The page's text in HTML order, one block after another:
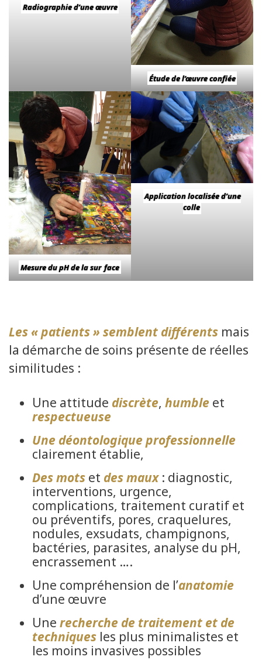
Radiographie d’une œuvre
Étude de l’œuvre confiée
Mesure du pH de la sur face
Application localisée d’une
colle
Les « patients » semblent différents mais
la démarche de soins présente de réelles
similitudes :
Une attitude discrète, humble et
respectueuse
Une déontologique professionnelle
clairement établie,
Des mots et des maux : diagnostic,
interventions, urgence,
complications, traitement curatif et
ou préventifs, pores, craquelures,
nodules, exsudats, champignons,
bactéries, parasites, analyse du pH,
encrassement ….
Une compréhension de l’anatomie
d’une œuvre
Une recherche de traitement et de
techniques les plus minimalistes et
les moins invasives possibles